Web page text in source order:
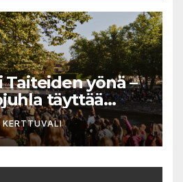
Taiteiden yönä –
täyttää
KERTTUVALI